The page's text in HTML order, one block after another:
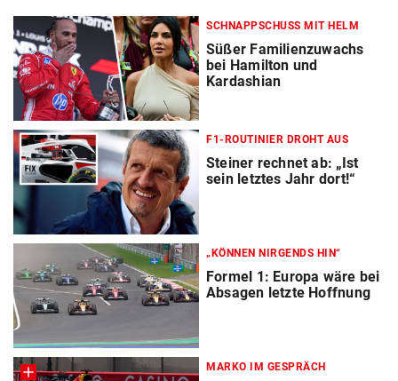
SCHNAPPSCHUSS MIT HELM
Süßer Familienzuwachs
bei Hamilton und
Kardashian
F1-ROUTINIER DROHT AUS
Steiner rechnet ab: „Ist
sein letztes Jahr dort!“
„KÖNNEN NIRGENDS HIN“
Formel 1: Europa wäre bei
Absagen letzte Hoffnung
MARKO IM GESPRÄCH